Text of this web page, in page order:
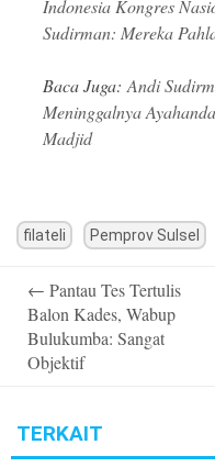
Indonesia Kongres
Sudirman: Mereka
Baca Juga: Andi
Meninggalnya
Madjid
filateli Pemprov Sulsel
navigation
← Pantau Tes Tertulis
Balon Kades, Wabup
Bulukumba: Sangat
Objektif
TERKAIT